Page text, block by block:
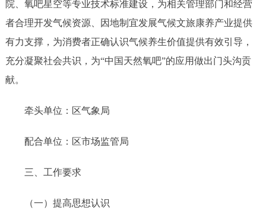
院、氧吧星空等专业技术标准建设，为相关管理部门和经营
者合理开发气候资源、因地制宜发展气候文旅康养产业提供
有力支撑，为消费者正确认识气候养生价值提供有效引导，
充分凝聚社会共识，为“中国天然氧吧”的应用做出门头沟贡
献。
牵头单位：区气象局
配合单位：区市场监管局
三、工作要求
（一）提高思想认识